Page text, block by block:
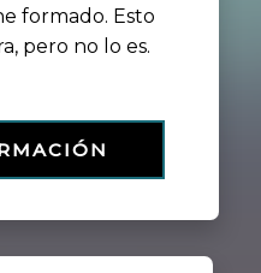
formado. Esto
pero no lo es.